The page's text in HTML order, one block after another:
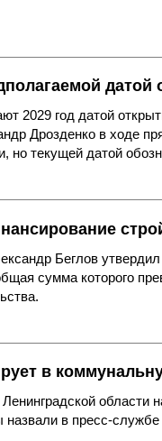
2029 год датой
Дрозденко в ходе
но текущей датой
Беглов
сумма которого
в
области
в пресс-службе